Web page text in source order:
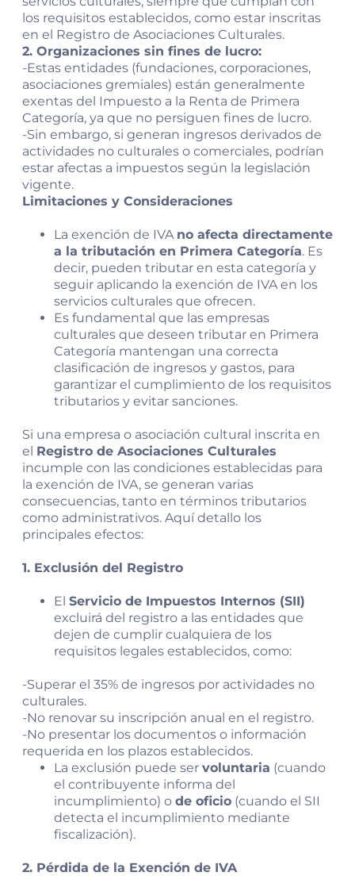
los requisitos establecidos, como estar inscritas
en el Registro de Asociaciones Culturales.
2. Organizaciones sin fines de lucro:
-Estas entidades (fundaciones, corporaciones,
asociaciones gremiales) están generalmente
exentas del Impuesto a la Renta de Primera
Categoría, ya que no persiguen fines de lucro.
-Sin embargo, si generan ingresos derivados de
actividades no culturales o comerciales, podrían
estar afectas a impuestos según la legislación
vigente.
Limitaciones y Consideraciones
La exención de IVA no afecta directamente
a la tributación en Primera Categoría. Es
decir, pueden tributar en esta categoría y
seguir aplicando la exención de IVA en los
servicios culturales que ofrecen.
Es fundamental que las empresas
culturales que deseen tributar en Primera
Categoría mantengan una correcta
clasificación de ingresos y gastos, para
garantizar el cumplimiento de los requisitos
tributarios y evitar sanciones.
Si una empresa o asociación cultural inscrita en
el Registro de Asociaciones Culturales
incumple con las condiciones establecidas para
la exención de IVA, se generan varias
consecuencias, tanto en términos tributarios
como administrativos. Aquí detallo los
principales efectos:
1. Exclusión del Registro
El Servicio de Impuestos Internos (SII)
excluirá del registro a las entidades que
dejen de cumplir cualquiera de los
requisitos legales establecidos, como:
-Superar el 35% de ingresos por actividades no
culturales.
-No renovar su inscripción anual en el registro.
-No presentar los documentos o información
requerida en los plazos establecidos.
La exclusión puede ser voluntaria (cuando
el contribuyente informa del
incumplimiento) o de oficio (cuando el SII
detecta el incumplimiento mediante
fiscalización).
2. Pérdida de la Exención de IVA